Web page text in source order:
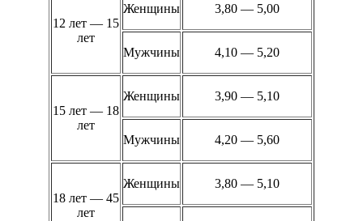
12 лет — 15
лет
Женщины 3,80 — 5,00
Мужчины 4,10 — 5,20
15 лет — 18
лет
Женщины 3,90 — 5,10
Мужчины 4,20 — 5,60
18 лет — 45
лет
Женщины 3,80 — 5,10